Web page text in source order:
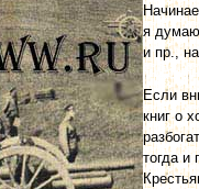
я
и пр.,
Если
книг о
тогда и